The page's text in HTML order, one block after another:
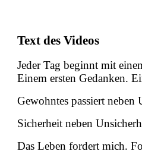
Text des Videos
Jeder Tag beginnt mit
Einem ersten Gedanken.
Gewohntes passiert neben
Sicherheit neben
Das Leben fordert mich.